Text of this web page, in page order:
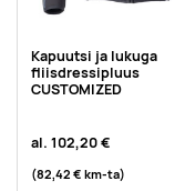
Kapuutsi ja lukuga
fliisdressipluus
CUSTOMIZED
al. 102,20 €
(82,42 € km-ta)